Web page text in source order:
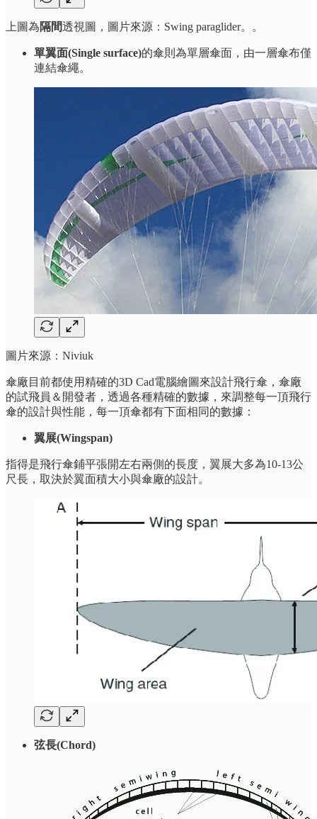
上圖為隔間透視圖，圖片來源：Swing paraglider。。
單翼面(Single surface)的傘則為單層傘面，由一層傘布僅
連結傘繩。
圖片來源：Niviuk
傘廠目前都使用精確的3D Cad電腦繪圖來設計飛行傘，傘廠
的試飛員＆開發者，透過各種精確的數據，來調整每一頂飛行
傘的設計與性能，每一頂傘都有下面相同的數據：
翼展(Wingspan)
指得是飛行傘鋪平張開左右兩側的長度，翼展大多為10-13公
尺長，取決於翼面積大小與傘廠的設計。
弦長(Chord)